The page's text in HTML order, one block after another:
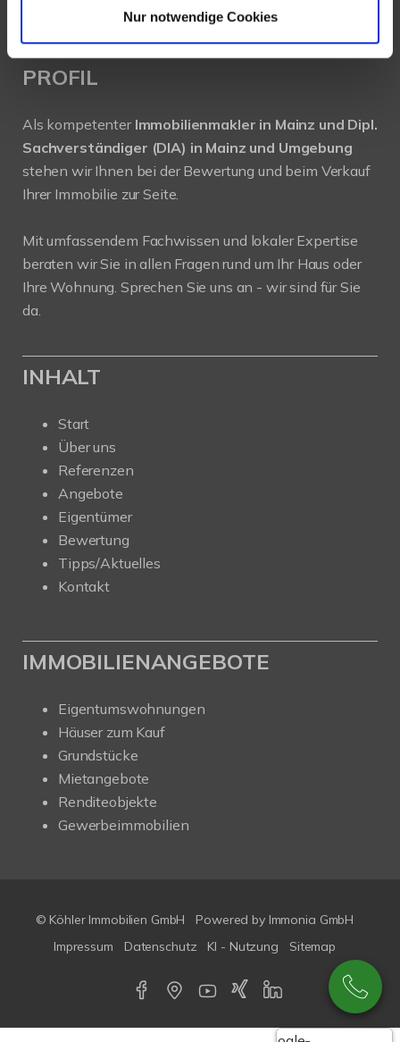
Nur notwendige Cookies
Internet: www.immobilien-koehler.de
PROFIL
Als kompetenter Immobilienmakler in Mainz und Dipl.
Sachverständiger (DIA) in Mainz und Umgebung
stehen wir Ihnen bei der Bewertung und beim Verkauf
Ihrer Immobilie zur Seite.
Mit umfassendem Fachwissen und lokaler Expertise
beraten wir Sie in allen Fragen rund um Ihr Haus oder
Ihre Wohnung. Sprechen Sie uns an - wir sind für Sie
da.
INHALT
Start
Über uns
Referenzen
Angebote
Eigentümer
Bewertung
Tipps/Aktuelles
Kontakt
IMMOBILIENANGEBOTE
Eigentumswohnungen
Häuser zum Kauf
Grundstücke
Mietangebote
Renditeobjekte
Gewerbeimmobilien
© Köhler Immobilien GmbH Powered by Immonia GmbH
Impressum
Datenschutz KI - Nutzung Sitemap